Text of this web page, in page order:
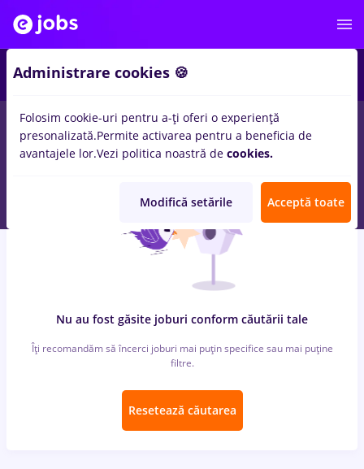
locuri de muncacu salarii peisagist, Full timein
Banci, Medicina / Sanatate
Nu au fost găsite joburi conform căutării tale
Îți recomandăm să încerci joburi mai puțin specifice sau mai puține
filtre.
Resetează căutarea
Administrare cookies 🍪
Folosim cookie-uri pentru a-ți oferi o experiență
presonalizată.Permite activarea pentru a beneficia de
avantajele lor.Vezi politica noastră de cookies.
Modifică setările Acceptă toate